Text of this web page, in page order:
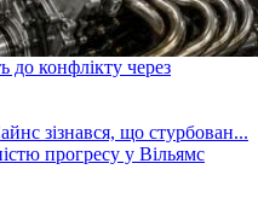
конфлікту через
прогресу у Вільямс